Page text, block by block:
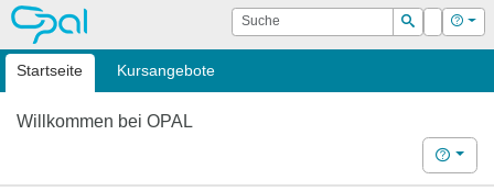
OPAL Suche
Suchen
Login Hilfe
Startseite Kursangebote
Willkommen bei OPAL
Hilfe